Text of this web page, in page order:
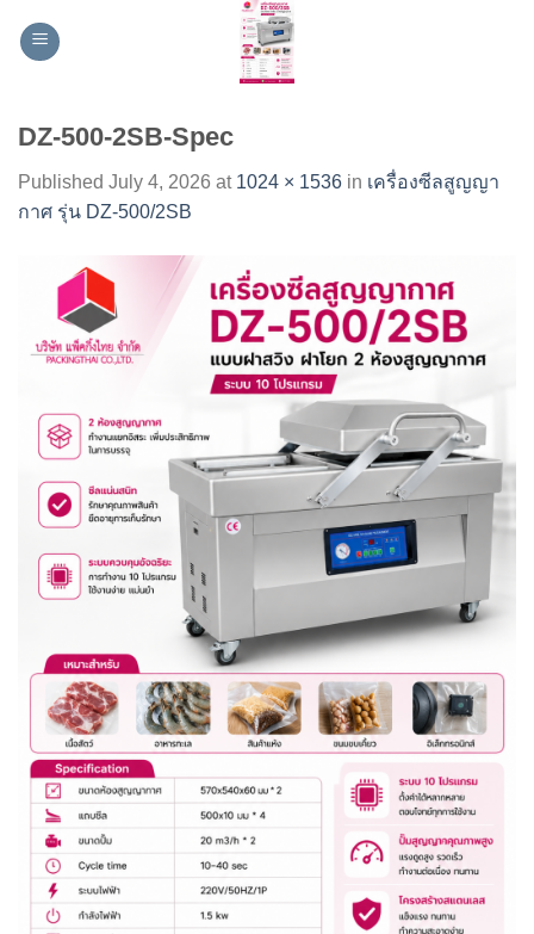
DZ-500-2SB-Spec
Published July 4, 2026 at 1024 × 1536 in เครื่องซีลสูญญา
กาศ รุ่น DZ-500/2SB